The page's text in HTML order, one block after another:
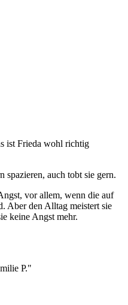
ist Frieda wohl richtig
spazieren, auch tobt sie gern.
vor allem, wenn die auf
Aber den Alltag meistert sie
keine Angst mehr.
P."